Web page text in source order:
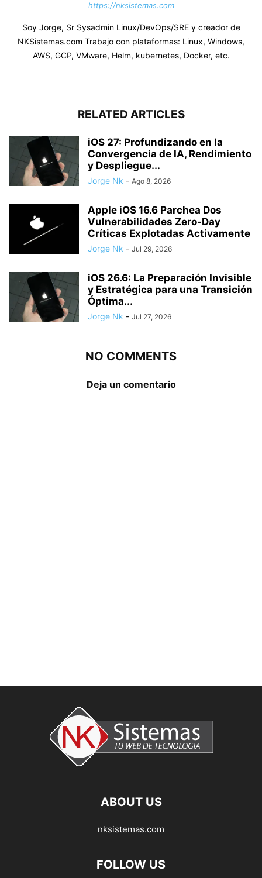
https://nksistemas.com
Soy Jorge, Sr Sysadmin Linux/DevOps/SRE y creador de
NKSistemas.com Trabajo con plataformas: Linux, Windows,
AWS, GCP, VMware, Helm, kubernetes, Docker, etc.
RELATED ARTICLES
iOS 27: Profundizando en la
Convergencia de IA, Rendimiento
y Despliegue...
Jorge Nk - Ago 8, 2026
Apple iOS 16.6 Parchea Dos
Vulnerabilidades Zero-Day
Críticas Explotadas Activamente
Jorge Nk - Jul 29, 2026
iOS 26.6: La Preparación Invisible
y Estratégica para una Transición
Óptima...
Jorge Nk - Jul 27, 2026
NO COMMENTS
Deja un comentario
ABOUT US
nksistemas.com
FOLLOW US